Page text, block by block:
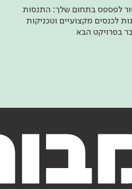
לפספס בתחום שלך: התנסות
לכנסים מקצועיים וטכניקות
בפרויקט הבא